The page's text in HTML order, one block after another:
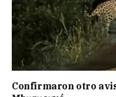
Confirmaron otro